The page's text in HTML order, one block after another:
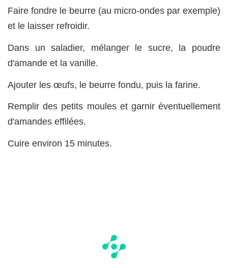
Faire fondre le beurre (au micro-ondes par exemple)
et le laisser refroidir.
Dans un saladier, mélanger le sucre, la poudre
d'amande et la vanille.
Ajouter les œufs, le beurre fondu, puis la farine.
Remplir des petits moules et garnir éventuellement
d'amandes effilées.
Cuire environ 15 minutes.